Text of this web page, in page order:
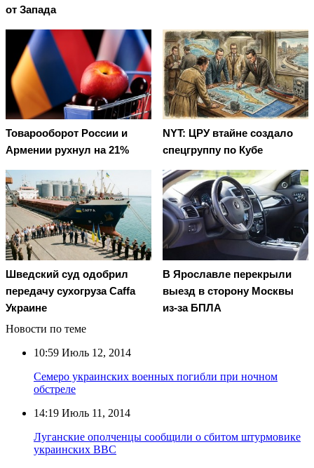
от Запада
Товарооборот России и
Армении рухнул на 21%
NYT: ЦРУ втайне создало
спецгруппу по Кубе
Шведский суд одобрил
передачу сухогруза Caffa
Украине
В Ярославле перекрыли
выезд в сторону Москвы
из-за БПЛА
Новости по теме
10:59 Июль 12, 2014
Семеро украинских военных погибли при ночном
обстреле
14:19 Июль 11, 2014
Луганские ополченцы сообщили о сбитом штурмовике
украинских ВВС